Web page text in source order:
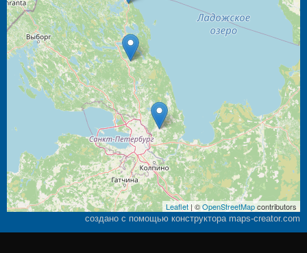
Leaflet| ©OpenStreetMapcontributors
создано с помощью конструктора maps-creator.com